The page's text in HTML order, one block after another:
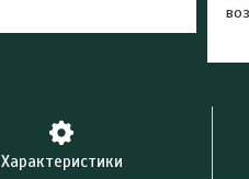
Характеристики